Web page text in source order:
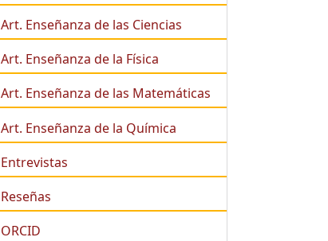
Art. Enseñanza de las Ciencias
Art. Enseñanza de la Física
Art. Enseñanza de las Matemáticas
Art. Enseñanza de la Química
Entrevistas
Reseñas
ORCID